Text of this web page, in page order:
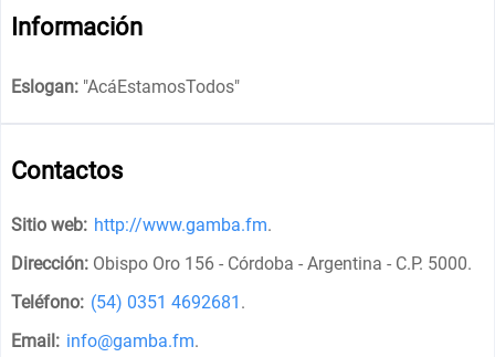
Información
Eslogan: "AcáEstamosTodos"
Contactos
Sitio web: http://www.gamba.fm.
Dirección: Obispo Oro 156 - Córdoba - Argentina - C.P. 5000.
Teléfono: (54) 0351 4692681 .
Email: info@gamba.fm.